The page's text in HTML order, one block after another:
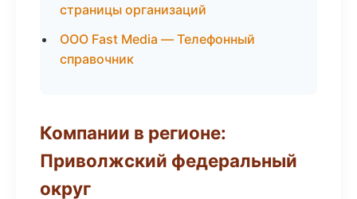
страницы организаций
ООО Fast Media — Телефонный
справочник
Компании в регионе:
Приволжский федеральный
округ